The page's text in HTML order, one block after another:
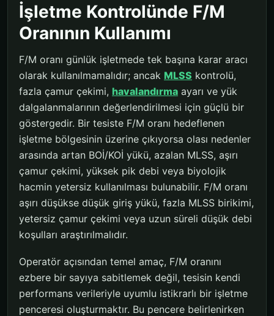
İşletme Kontrolünde F/M
Oranının Kullanımı
F/M oranı günlük işletmede tek başına karar aracı
olarak kullanılmamalıdır; ancak MLSS kontrolü,
fazla çamur çekimi, havalandırma ayarı ve yük
dalgalanmalarının değerlendirilmesi için güçlü bir
göstergedir. Bir tesiste F/M oranı hedeflenen
işletme bölgesinin üzerine çıkıyorsa olası nedenler
arasında artan BOİ/KOİ yükü, azalan MLSS, aşırı
çamur çekimi, yüksek pik debi veya biyolojik
hacmin yetersiz kullanılması bulunabilir. F/M oranı
aşırı düşükse düşük giriş yükü, fazla MLSS birikimi,
yetersiz çamur çekimi veya uzun süreli düşük debi
koşulları araştırılmalıdır.
Operatör açısından temel amaç, F/M oranını
ezbere bir sayıya sabitlemek değil, tesisin kendi
performans verileriyle uyumlu istikrarlı bir işletme
penceresi oluşturmaktır. Bu pencere belirlenirken